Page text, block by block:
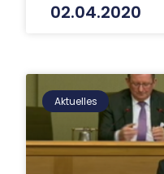
02.04.2020
Aktuelles